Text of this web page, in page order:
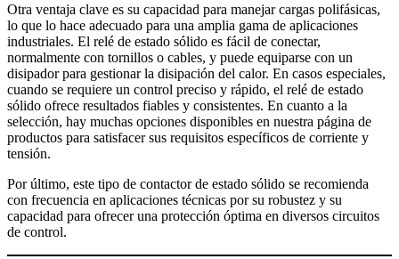
Otra ventaja clave es su capacidad para manejar cargas polifásicas,
lo que lo hace adecuado para una amplia gama de aplicaciones
industriales. El relé de estado sólido es fácil de conectar,
normalmente con tornillos o cables, y puede equiparse con un
disipador para gestionar la disipación del calor. En casos especiales,
cuando se requiere un control preciso y rápido, el relé de estado
sólido ofrece resultados fiables y consistentes. En cuanto a la
selección, hay muchas opciones disponibles en nuestra página de
productos para satisfacer sus requisitos específicos de corriente y
tensión.
Por último, este tipo de contactor de estado sólido se recomienda
con frecuencia en aplicaciones técnicas por su robustez y su
capacidad para ofrecer una protección óptima en diversos circuitos
de control.